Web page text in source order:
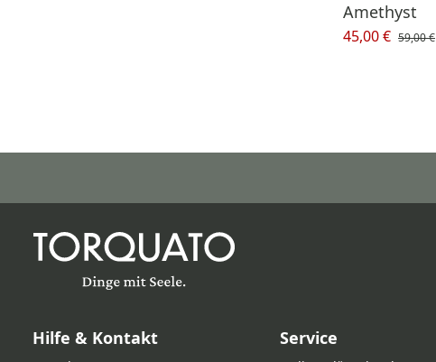
Amethyst
45,00 € 59,00 €
Hilfe & Kontakt Service